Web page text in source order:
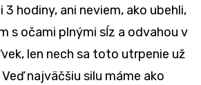
hodiny, ani neviem, ako ubehli,
s očami plnými sĺz a odvahou v
len nech sa toto utrpenie už
najväčšiu silu máme ako